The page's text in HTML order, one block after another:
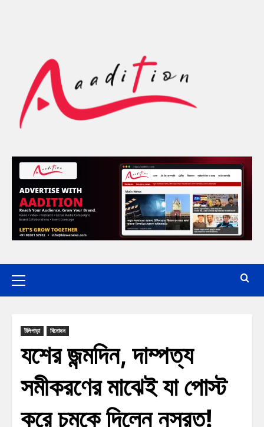
টলিপাড়া বিনোদন
যশের জন্মদিন, দাম্পত্য
সমীকরণের মাঝেই যা পোস্ট
করে চমকে দিলেন নুসরত!